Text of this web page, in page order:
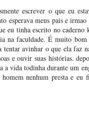
escrever o que eu
esperava meus pais e
eu tinha escrito no caderno
na faculdade. É muito bom
avinhar o que ela faz
e ouvir suas histórias.
a vida todinha durante um
nenhum presta e